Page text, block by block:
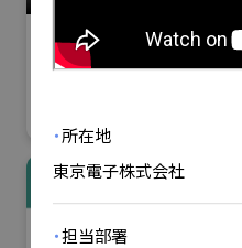
・所在地
東京電子株式会社
・担当部署
株式会